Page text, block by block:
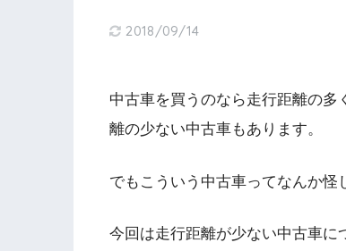
2018/09/14
中古車を買うのなら走行距離の
離の少ない中古車もあります。
でもこういう中古車ってなんか怪
今回は走行距離が少ない中古車に